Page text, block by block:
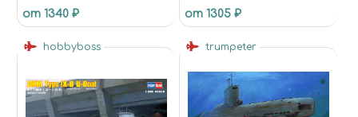
от 1340 ₽ от 1305 ₽
hobbyboss trumpeter